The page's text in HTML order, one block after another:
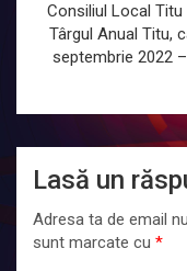
Consiliul Local
Târgul Anual Titu,
septembrie 2022
Lasă un
Adresa ta de email
sunt marcate cu *